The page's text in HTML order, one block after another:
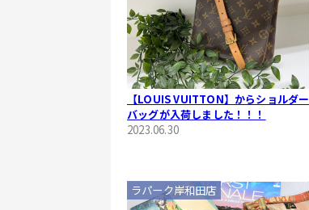
【LOUIS VUITTON】からショルダー
バッグが入荷しました！！！
2023.06.30
ラパーク岸和田店